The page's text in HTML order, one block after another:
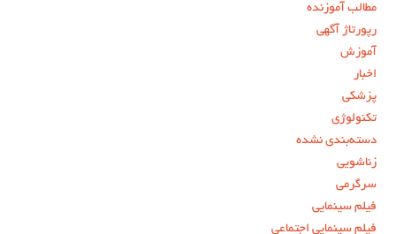
مطالب آموزنده
رپورتاژ آگهی
آموزش
اخبار
پزشکی
تکنولوژی
دسته‌بندی نشده
زناشویی
سرگرمی
فیلم سینمایی
فیلم سینمایی اجتماعی